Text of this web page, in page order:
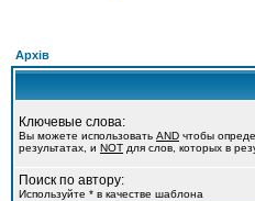
Архів
Ключевые слова:
Вы можете использовать AND чтобы
результатах, и NOT для слов, которых в
Поиск по автору:
Используйте * в качестве шаблона